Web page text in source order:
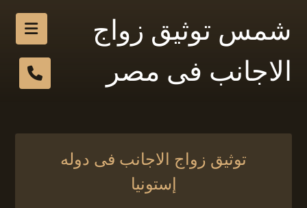
شمس توثيق زواج
الاجانب فى مصر
توثيق زواج الاجانب فى دوله
إستونيا